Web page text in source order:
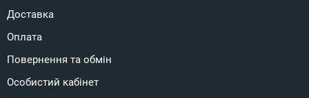
Доставка
Оплата
Повернення та обмін
Особистий кабінет